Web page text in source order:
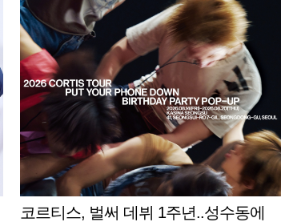
코르티스, 벌써 데뷔 1주년..성수동에